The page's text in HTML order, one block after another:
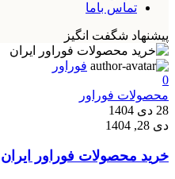
تماس باما
پیشنهاد شگفت انگیز
فوراور
0
محصولات فوراور
28 دی 1404
دی 28, 1404
خرید محصولات فوراور ایران